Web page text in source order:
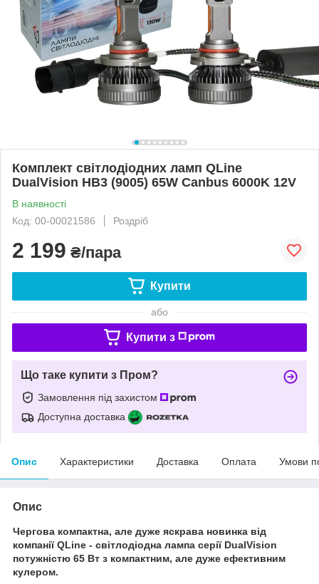
Комплект світлодіодних ламп QLine
DualVision HB3 (9005) 65W Canbus 6000K 12V
В наявності
Код: 00-00021586
Роздріб
2 199 ₴/пара
Купити
або
Купити з
Що таке купити з Пром?
Замовлення під захистом
Доступна доставка
Опис Характеристики Доставка Оплата Умови
Опис
Чергова компактна, але дуже яскрава новинка від
компанії QLine - світлодіодна лампа серії DualVision
потужністю 65 Вт з компактним, але дуже ефективним
кулером.